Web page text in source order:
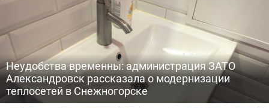
Неудобства временны: администрация ЗАТО
Александровск рассказала о модернизации
теплосетей в Снежногорске